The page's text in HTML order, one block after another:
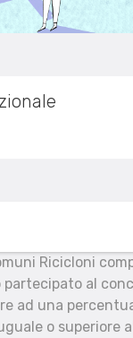
Ricicloni
al
ad una
o superiore